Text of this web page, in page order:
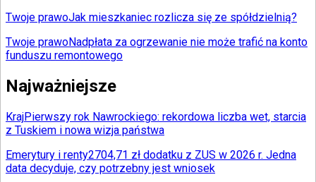
Twoje prawoJak mieszkaniec rozlicza się ze spółdzielnią?
Twoje prawoNadpłata za ogrzewanie nie może trafić na konto
funduszu remontowego
Najważniejsze
KrajPierwszy rok Nawrockiego: rekordowa liczba wet, starcia
z Tuskiem i nowa wizja państwa
Emerytury i renty2704,71 zł dodatku z ZUS w 2026 r. Jedna
data decyduje, czy potrzebny jest wniosek